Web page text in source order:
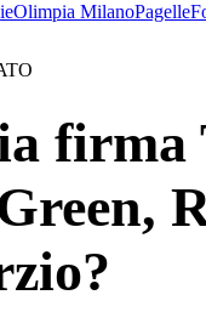
Olimpia MilanoPagelle
firma